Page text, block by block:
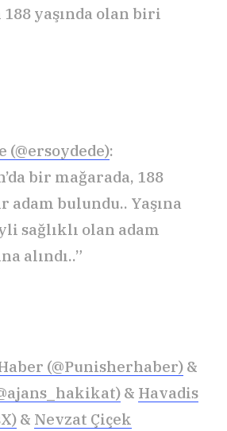
yaşında olan biri
(@ersoydede):
bir mağarada, 188
adam bulundu.. Yaşına
sağlıklı olan adam
alındı..”
(@Punisherhaber) &
& Havadis
& Nevzat Çiçek